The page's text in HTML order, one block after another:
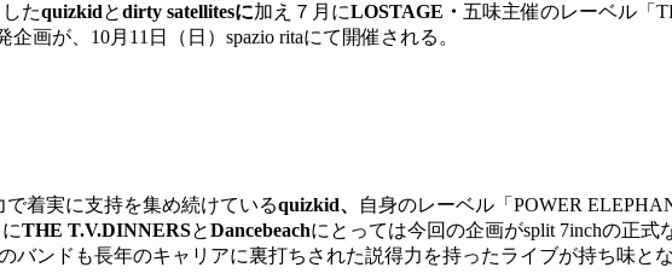
たquizkidとdirty satellitesに加え７月にLOSTAGE・ 五味主催のレーベル「
企画が、10月11日（日）spazio ritaにて開催される。
着実に支持を集め続けているquizkid、 自身のレーベル「POWER
THE T.V.DINNERSとDancebeachにとっては今回の企画がsplit 7inchの正
バンドも長年のキャリアに裏打ちされた説得力を持ったライブが持ち味と